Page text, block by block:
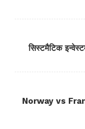
सिस्टमैटिक
Norway vs